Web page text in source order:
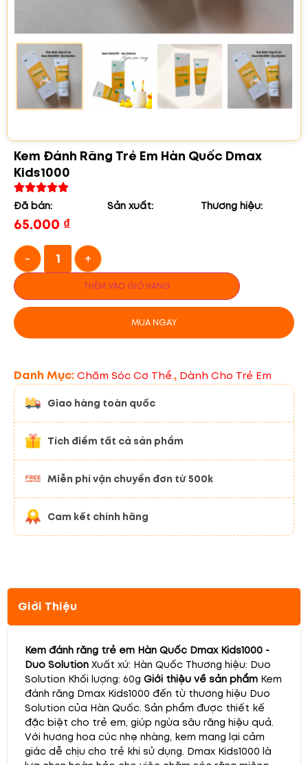
Kem Đánh Răng Trẻ Em Hàn Quốc Dmax
Kids1000
Đã bán: Sản xuất: Thương hiệu:
65.000 ₫
- +
THÊM VÀO GIỎ HÀNG
MUA NGAY
Danh Mục:Chăm Sóc Cơ Thể., Dành Cho Trẻ Em
Giao hàng toàn quốc
Tích điểm tất cả sản phẩm
Miễn phí vận chuyển đơn từ 500k
Cam kết chính hãng
Giới Thiệu
Kem đánh răng trẻ em Hàn Quốc Dmax Kids1000 -
Duo Solution Xuất xứ: Hàn Quốc Thương hiệu: Duo
Solution Khối lượng: 60g Giới thiệu về sản phẩm Kem
đánh răng Dmax Kids1000 đến từ thương hiệu Duo
Solution của Hàn Quốc. Sản phẩm được thiết kế
đặc biệt cho trẻ em, giúp ngừa sâu răng hiệu quả.
Với hương hoa cúc nhẹ nhàng, kem mang lại cảm
giác dễ chịu cho trẻ khi sử dụng. Dmax Kids1000 là